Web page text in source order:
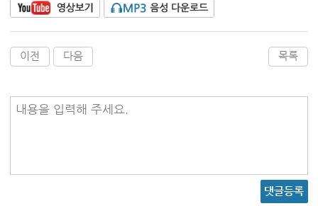
이전 다음 목록
내용을 입력해 주세요.
댓글등록